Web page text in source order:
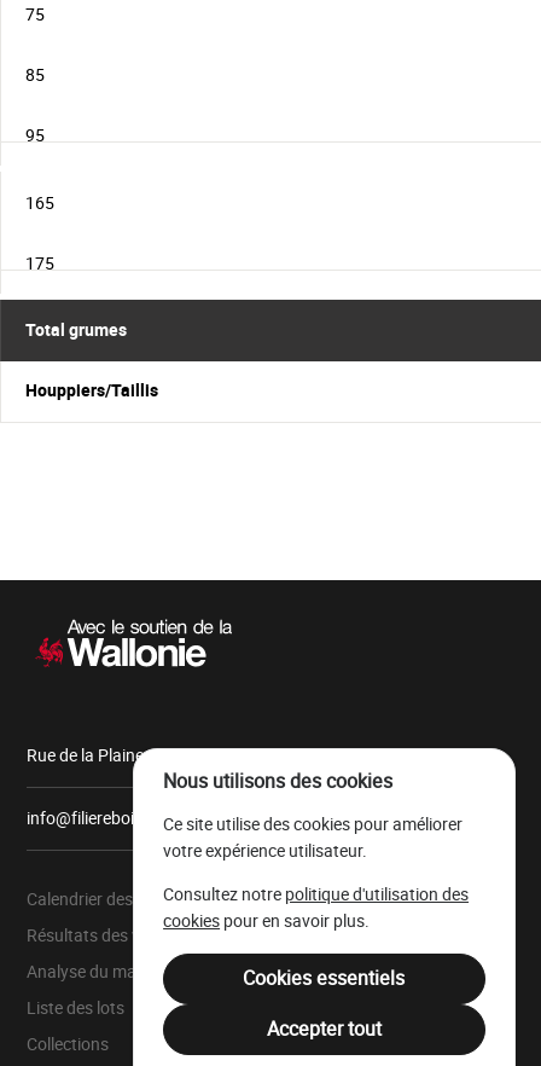
75
85
95
165
175
Total grumes
Houppiers/Taillis
Navigation
Rue de la Plaine, 9 6900 Marche-en-Famenne
info@filiereboiswallonie.be
Calendrier des ventes
Résultats des ventes
Analyse du marché
Liste des lots
Collections
À propos
Parc à grumes
Ressources légales
Filière Bois Wallonie
Nous utilisons des cookies
Ce site utilise des cookies pour améliorer
votre expérience utilisateur.
Consultez notre politique d'utilisation des
cookies pour en savoir plus.
Cookies essentiels
Accepter tout